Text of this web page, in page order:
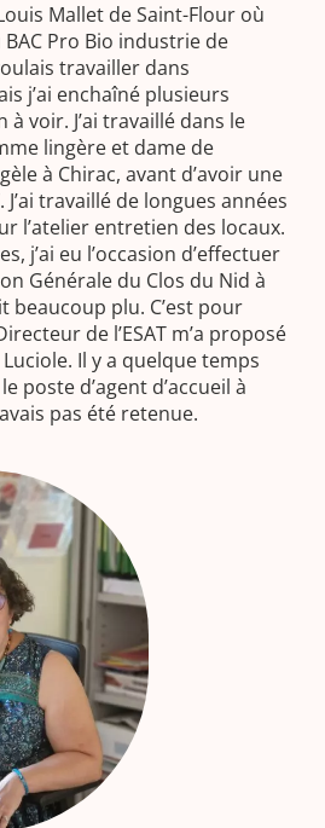
Mallet de Saint-Flour où
Pro Bio industrie de
travailler dans
j’ai enchaîné plusieurs
voir. J’ai travaillé dans le
lingère et dame de
à Chirac, avant d’avoir une
travaillé de longues années
l’atelier entretien des locaux.
j’ai eu l’occasion d’effectuer
Générale du Clos du Nid à
beaucoup plu. C’est pour
de l’ESAT m’a proposé
Il y a quelque temps
poste d’agent d’accueil à
pas été retenue.